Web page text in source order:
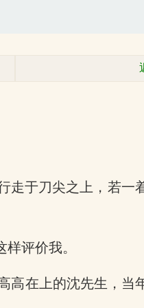
走于刀尖之上，若一
评价我。
高在上的沈先生，当